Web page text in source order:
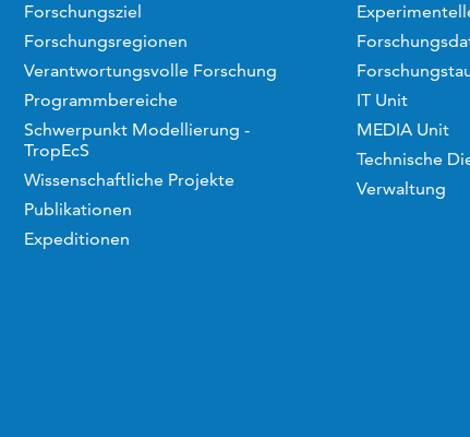
Forschungsziel
Forschungsregionen
Verantwortungsvolle Forschung
Programmbereiche
Schwerpunkt Modellierung -
TropEcS
Wissenschaftliche Projekte
Publikationen
Expeditionen
IT Unit
MEDIA Unit
Technische
Verwaltung